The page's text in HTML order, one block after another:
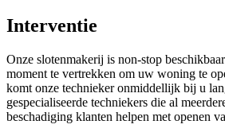
Interventie
Onze slotenmakerij is non-stop
moment te vertrekken om uw woning te
komt onze technieker onmiddellijk bij u
gespecialiseerde techniekers die al
beschadiging klanten helpen met openen